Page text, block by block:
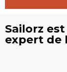
Sailorz
expert de